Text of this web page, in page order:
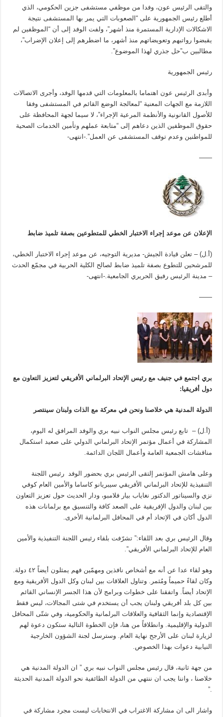
والتقى الرئيس عون، وفدا من موظفي مستشفى جزين الحكومي، الذي
أطلع رئيس الجمهورية على “الصعوبات التي يمر بها المستشفى نتيجة
الاشكالات الإدارية المستمرة منذ أشهر”، ولفت الوفد إلى أن “الموظفين لم
يقبضوا رواتبهم وتعويضاتهم منذ أشهر، ما اضطرهم إلى إعلان الإضراب”،
مطالبين ب”حل جذري لهذا الموضوع”.
رئيس الجمهورية
وأبدى الرئيس عون اهتماما بالمعلومات التي قدمها الوفد، وأجرى الاتصالات
اللازمة مع الجهات المعنية “لمعالجة الوضع القائم في المستشفى وفقا
للأصول القانونية والأنظمة المرعية الإجراء”، لا سيما لجهة المحافظة على
حقوق الموظفين الذين دعاهم إلى “متابعة عملهم وتأمين الخدمات الصحية
للمواطنين وعدم توقف المستشفى عن العمل”.-انتهى-
——
الإعلان عن موعد إجراء الاختبار الخطي للمتطوعين بصفة تلميذ ضابط
(أ.ل) – تعلن قيادة الجيش- مديرية التوجيه، عن موعد إجراء الاختبار الخطي،
للمرشحين للتطوع بصفة تلميذ ضابط لصالح الكلية الحربية في مجمّع الحدث
– مدينة الرئيس رفيق الحريري الجامعية.-انتهى-
——
بري اجتمع في جنيف مع رئيس الإتحاد البرلماني الأفريقي لتعزيز التعاون مع
دول أفريقيا:
الدولة المدنية هي خلاصنا ونحن في معركة مع الذات ولبنان سينتصر
(أ.ل) – تابع رئيس مجلس النواب نبيه بري والوفد المرافق له اليوم،
المشاركة في أعمال مؤتمر الإتحاد البرلماني الدولي على صعيد استكمال
مناقشات الجمعية العامة وأعمال اللجان الدائمة.
وعلى هامش المؤتمر إلتقى الرئيس بري بحضور الوفد رئيس اللجنة
التنفيذية للإتحاد البرلماني الأفريقي سيبريانو كاساما والأمين العام كوفي
نزي والسيناتور الدكتور نغاياب بيار فلامبو، ودار الحديث حول تعزيز التعاون
بين لبنان والدول الإفريقية على الصعد كافة والتنسيق مع برلمانات هذه
الدول أكان في الإتحاد أم في المحافل البرلمانية الأخرى.
وقال الرئيس بري بعد اللقاء:” تشرّفت بلقاء رئيس اللجنة التنفيذية والأمين
العام للإتحاد البرلماني الأفريقي”.
وهو لقاء عدا عن أنه مع أشخاص نافذين ومهمّين فهم يمثلون أيضاً ٤٢ دولة.
وكان لقاءً حميماً ومُثمر. وتناول العلاقات بين لبنان وكل الدول الأفريقية ومع
الإتحاد أيضاً. واتفقنا على خطوات وبرامج لأن هذا الجسر الإنساني القائم
بين كل بلد أفريقي ولبنان يجب أن يستخدم في شتى المجالات، ليس فقط
الإقتصادية وإنما الثقافية والعلاقات البرلمانية والحكومية، وفي شتّى المحافل
الدولية والإقليمية. وانطلاقاً من هنا، فإن الخطوة التالية ستكون دعوة لهم
لزيارة لبنان على الأرجح نهاية العام. وسترسل لجنة الشؤون الخارجية
النيابية دعوات بهذا الخصوص.
من جهة ثانية، قال رئيس مجلس النواب نبيه بري ” ان الدولة المدنية هي
خلاصنا ، واننا يجب ان ننتهي من الدولة الطائفية نحو الدولة المدنية الحديثة
.”
واشار الى ان مشاركة الاغتراب في الانتخابات ليست مجرد مشاركة في